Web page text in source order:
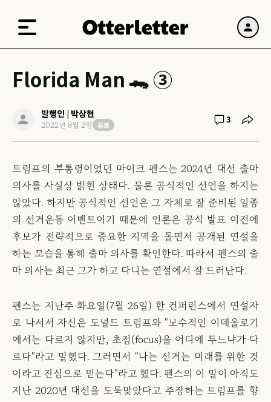
Florida Man 🐊 ③
발행인 | 박상현
2022년 8월 2일 유료 3
트럼프의 부통령이었던 마이크 펜스는 2024년 대선 출마
의사를 사실상 밝힌 상태다. 물론 공식적인 선언을 하지는
않았다. 하지만 공식적인 선언은 그 자체로 잘 준비된 일종
의 선거운동 이벤트이기 때문에 언론은 공식 발표 이전에
후보가 전략적으로 중요한 지역을 돌면서 공개된 연설을
하는 모습을 통해 출마 의사를 확인한다. 따라서 펜스의 출
마 의사는 최근 그가 하고 다니는 연설에서 잘 드러난다.
펜스는 지난주 화요일(7월 26일) 한 컨퍼런스에서 연설자
로 나서서 자신은 도널드 트럼프와 "보수적인 이데올로기
에서는 다르지 않지만, 초점(focus)을 어디에 두느냐가 다
르다"라고 말했다. 그러면서 "나는 선거는 미래를 위한 것
이라고 진심으로 믿는다"라고 했다. 펜스의 이 말이 아직도
지난 2020년 대선을 도둑맞았다고 주장하는 트럼프를 향